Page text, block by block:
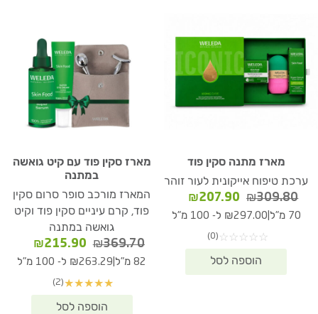
מארז מתנה סקין פוד
ערכת טיפוח אייקונית לעור זוהר
₪309.80
המחיר
המקורי
₪309.80.
₪207.90
המחיר
הנוכחי
₪207.90.
70 מ"ל ₪297.00 ל- 100 מ"ל
☆
☆
☆
☆
☆
(0)
מארז סקין פוד עם קיט גואשה
במתנה
המארז מורכב סופר סרום סקין
פוד, קרם עיניים סקין פוד וקיט
גואשה במתנה
₪369.70
המחיר
המקורי
₪369.70.
₪215.90
הנוכחי
82 מ"ל ₪263.29 ל- 100 מ"ל
★
★
★
★
★
(2)